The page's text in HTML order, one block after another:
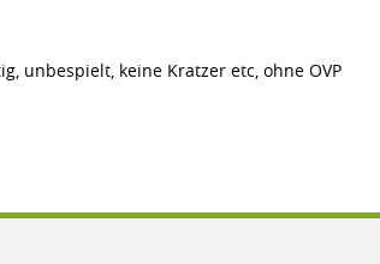
unbespielt, keine Kratzer etc, ohne OVP